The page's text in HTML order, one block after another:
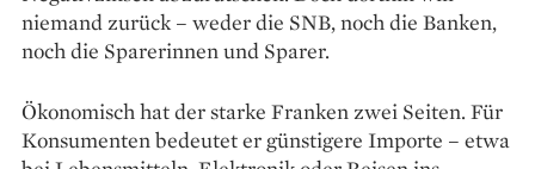
niemand zurück – weder die SNB, noch die Banken,
noch die Sparerinnen und Sparer.
Ökonomisch hat der starke Franken zwei Seiten. Für
Konsumenten bedeutet er günstigere Importe – etwa